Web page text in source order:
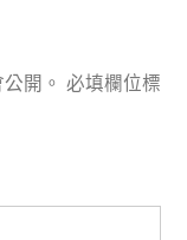
開。 必填欄位標